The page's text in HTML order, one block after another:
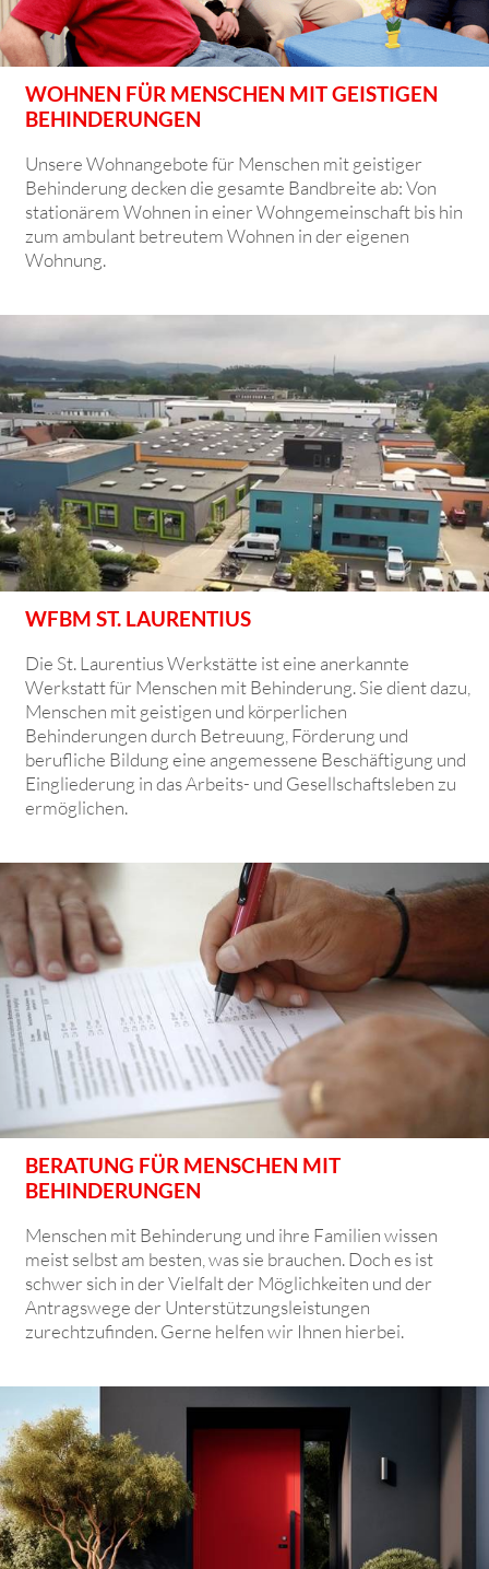
WOHNEN FÜR MENSCHEN MIT GEISTIGEN
BEHINDERUNGEN
Unsere Wohnangebote für Menschen mit geistiger
Behinderung decken die gesamte Bandbreite ab: Von
stationärem Wohnen in einer Wohngemeinschaft bis hin
zum ambulant betreutem Wohnen in der eigenen
Wohnung.
WFBM ST. LAURENTIUS
Die St. Laurentius Werkstätte ist eine anerkannte
Werkstatt für Menschen mit Behinderung. Sie dient dazu,
Menschen mit geistigen und körperlichen
Behinderungen durch Betreuung, Förderung und
berufliche Bildung eine angemessene Beschäftigung und
Eingliederung in das Arbeits- und Gesellschaftsleben zu
ermöglichen.
BERATUNG FÜR MENSCHEN MIT
BEHINDERUNGEN
Menschen mit Behinderung und ihre Familien wissen
meist selbst am besten, was sie brauchen. Doch es ist
schwer sich in der Vielfalt der Möglichkeiten und der
Antragswege der Unterstützungsleistungen
zurechtzufinden. Gerne helfen wir Ihnen hierbei.